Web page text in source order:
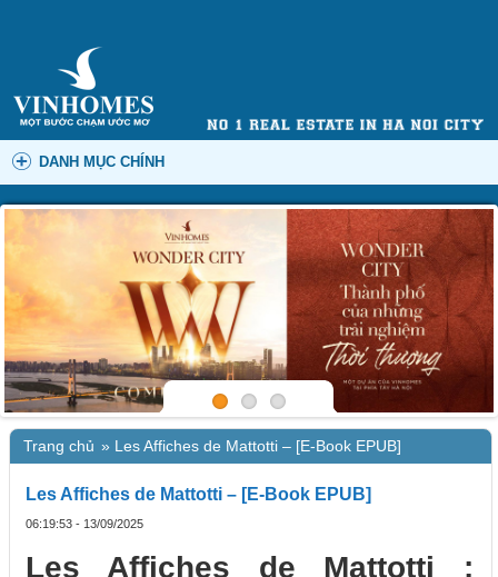
DANH MỤC CHÍNH
Trang chủ » Les Affiches de Mattotti – [E-Book EPUB]
Les Affiches de Mattotti – [E-Book EPUB]
06:19:53 - 13/09/2025
Les Affiches de Mattotti :